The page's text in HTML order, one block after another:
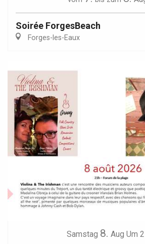
Soirée ForgesBeach
Forges-les-Eaux
Samstag 8. Aug Um